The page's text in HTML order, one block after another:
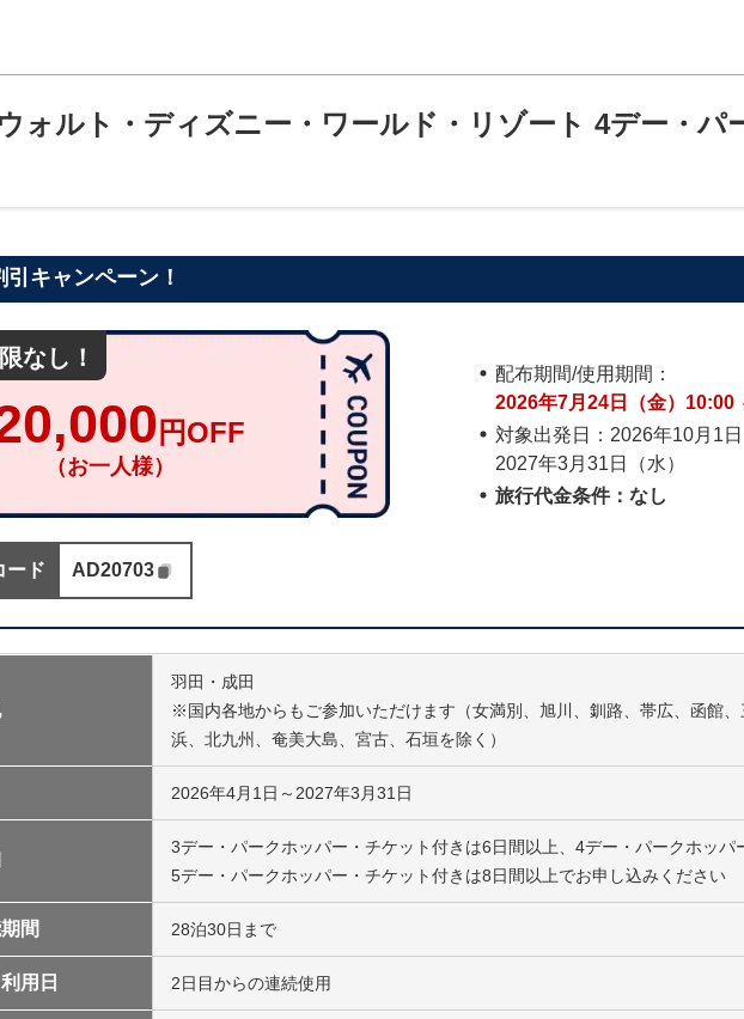
ォルト・ディズニー・ワールド・リゾート 4デー・パ
キャンペーン！
円OFF
（お一人様）
ード AD20703
クーポンコード エーディー 20703 をコピーする
配布期間/使用期間：
2026年7月24日（金）10:00
対象出発日：2026年10月1
2027年3月31日（水）
旅行代金条件：なし
羽田・成田
※国内各地からもご参加いただけます（女満別、旭川、釧路、帯広、函館
浜、北九州、奄美大島、宮古、石垣を除く）
2026年4月1日～2027年3月31日
3デー・パークホッパー・チケット付きは6日間以上、4デー・パークホッパ
5デー・パークホッパー・チケット付きは8日間以上でお申し込みください
間 28泊30日まで
用日 2日目からの連続使用